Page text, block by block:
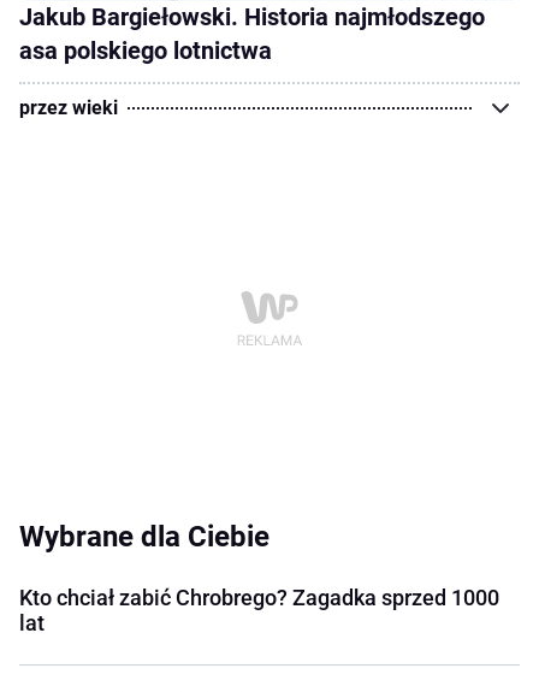
Jakub Bargiełowski. Historia najmłodszego
asa polskiego lotnictwa
przez wieki
Wybrane dla Ciebie
Kto chciał zabić Chrobrego? Zagadka sprzed 1000
lat